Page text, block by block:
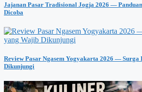
Jajanan Pasar Tradisional Jogja 2026 —
Dicoba
Review Pasar Ngasem Yogyakarta 2026 —
Dikunjungi